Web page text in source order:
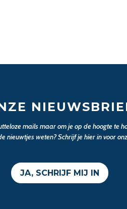
mails maar om je op de hoogte te
nieuwtjes weten? Schrijf je hier in voor
JA, SCHRIJF MIJ IN